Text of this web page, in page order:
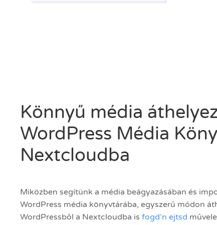
Könnyű média
WordPress Média
Nextcloudba
Miközben segítünk a média beágyazásában és
WordPress média könyvtárába, egyszerű módon
WordPressből a Nextcloudba is fogd’n ejtsd